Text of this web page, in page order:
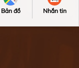
Bản đồ Nhắn tin